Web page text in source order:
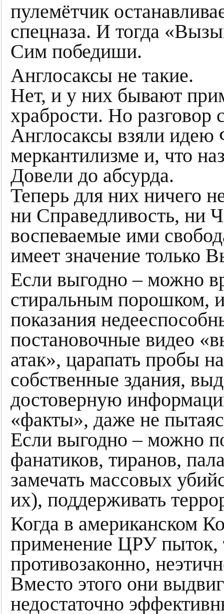
пулемётчик
спецназа. И тогда
Сим победиши.
Англосаксы не такие.
Нет, и у них бывают
храбрости. Но разговор
Англосаксы взяли идею
меркантилизме и, что
Довели до абсурда.
Теперь для них ничего
ни Справедливость, ни
воспеваемые ими
имеет значение только
Если выгодно – можно
стиральным порошком,
показания
постановочные видео
атак», царапать пробы
собственные здания,
достоверную
«факты», даже не
Если выгодно – можно
фанатиков, тиранов,
замечать массовых
их), поддерживать
Когда в американском
применение ЦРУ пыток,
противозаконно,
Вместо этого они
недостаточно